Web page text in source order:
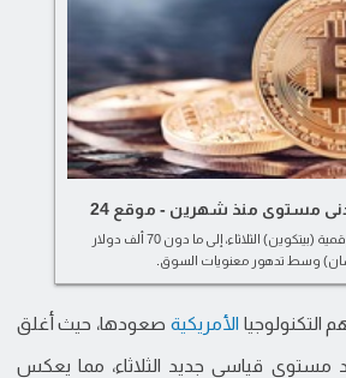
مستوى منذ شهرين - موقع 24
انخفض سعر العملة الرقمية (بيتكوين) الثلاثاء، إلى ما دون 70 ألف دولار
وسط تدهور معنويات السوق.
التكنولوجيا الأمريكية صعودها، حيث أغلق
ناسداك 100 عند مستوى قياسي جديد الثلاثاء، مما يعكس